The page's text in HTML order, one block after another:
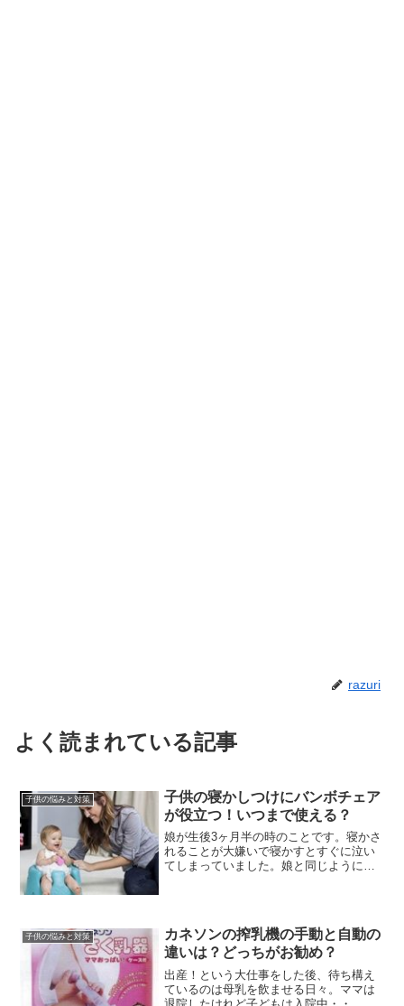
razuri
よく読まれている記事
子供の悩みと対策
子供の寝かしつけにバンボチェア
が役立つ！いつまで使える？
娘が生後3ヶ月半の時のことです。寝かさ
れることが大嫌いで寝かすとすぐに泣い
てしまっていました。娘と同じように、
れるようにベビィソファ...
子供の悩みと対策
カネソンの搾乳機の手動と自動の
違いは？どっちがお勧め？
出産！という大仕事をした後、待ち構え
ているのは母乳を飲ませる日々。ママは